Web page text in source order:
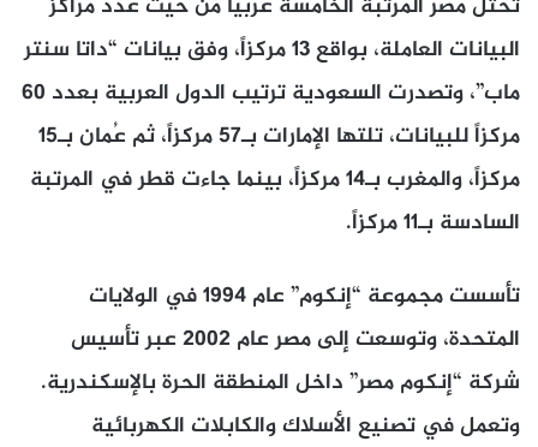
تحتل مصر المرتبة الخامسة عربياً من حيث عدد مراكز
البيانات العاملة، بواقع 13 مركزاً، وفق بيانات “داتا سنتر
ماب”، وتصدرت السعودية ترتيب الدول العربية بعدد 60
مركزاً للبيانات، تلتها الإمارات بـ57 مركزاً، ثم عُمان بـ15
مركزاً، والمغرب بـ14 مركزاً، بينما جاءت قطر في المرتبة
السادسة بـ11 مركزاً.
تأسست مجموعة “إنكوم” عام 1994 في الولايات
المتحدة، وتوسعت إلى مصر عام 2002 عبر تأسيس
شركة “إنكوم مصر” داخل المنطقة الحرة بالإسكندرية.
وتعمل في تصنيع الأسلاك والكابلات الكهربائية